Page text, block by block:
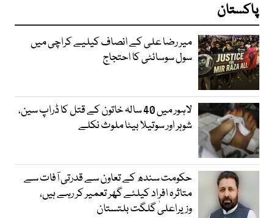
پاکستان
میر رضا علی کے انصاف کیلیے کراچی میں
سول سوسائٹی کا احتجاج
لاہور میں 40 سالہ خاتون کے قتل کا ڈراپ سین،
شوہر اور سوتیلا بیٹا ملوث نکلے
حکومت سندھ کے تعاون سے قدرتی آفات سے
متاثرہ افراد کیلئے گھر تعمیر کر رہے ہیں،
وزیراعلیٰ گلگت بلتستان